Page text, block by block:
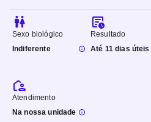
Sexo biológico
Indiferente
Resultado
Até 11 dias úteis
Atendimento
Na nossa unidade